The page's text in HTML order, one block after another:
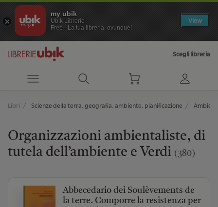
my ubik
Ubik Librerie
Free - La tua libreria, ovunque!
View
Scegli libreria
Libri Scienze della terra, geografia, ambiente, pianificazione
Organizzazioni ambientaliste, di
tutela dell’ambiente e Verdi (380)
Abbecedario dei Soulèvements de
la terre. Comporre la resistenza per